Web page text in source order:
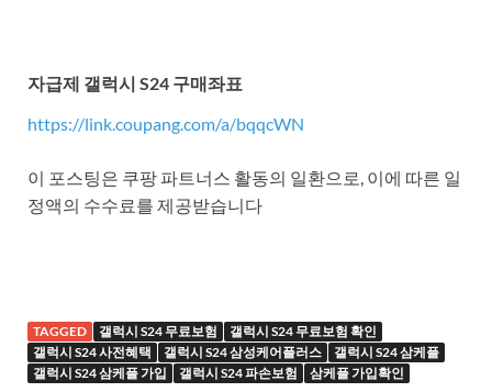
자급제 갤럭시 S24 구매좌표
https://link.coupang.com/a/bqqcWN
이 포스팅은 쿠팡 파트너스 활동의 일환으로, 이에 따른 일
정액의 수수료를 제공받습니다
TAGGED 갤럭시 S24 무료보험
갤럭시 S24 무료보험 확인
갤럭시 S24 사전혜택
갤럭시 S24 삼성케어플러스
갤럭시 S24 삼케플
갤럭시 S24 삼케플 가입
갤럭시 S24 파손보험 삼케플 가입확인